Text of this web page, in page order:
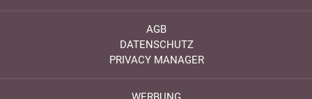
AGB
DATENSCHUTZ
PRIVACY MANAGER